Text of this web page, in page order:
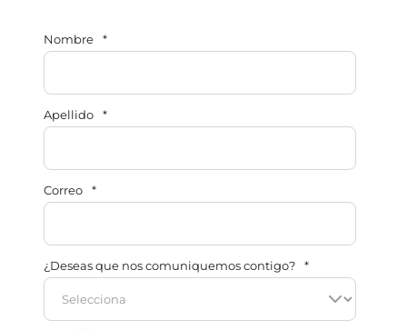
Nombre *
Apellido *
Correo *
¿Deseas que nos comuniquemos contigo? *